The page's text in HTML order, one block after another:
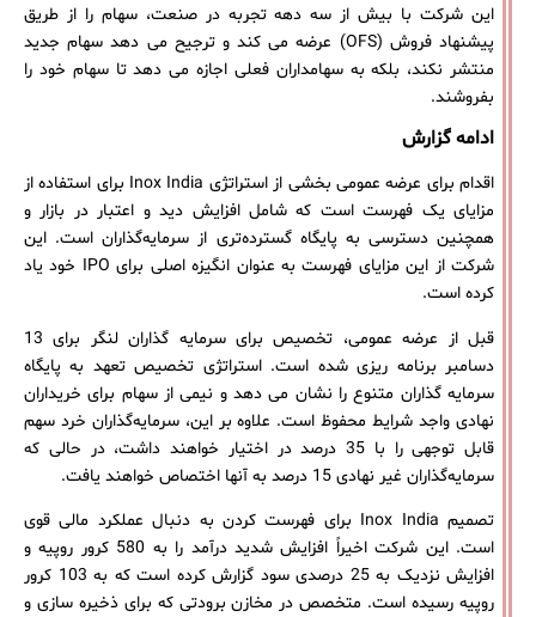
این شرکت با بیش از سه دهه تجربه در صنعت، سهام را از طریق
پیشنهاد فروش (OFS) عرضه می کند و ترجیح می دهد سهام جدید
منتشر نکند، بلکه به سهامداران فعلی اجازه می دهد تا سهام خود را
بفروشند.
ادامه گزارش
اقدام برای عرضه عمومی بخشی از استراتژی Inox India برای استفاده از
مزایای یک فهرست است که شامل افزایش دید و اعتبار در بازار و
همچنین دسترسی به پایگاه گسترده‌تری از سرمایه‌گذاران است. این
شرکت از این مزایای فهرست به عنوان انگیزه اصلی برای IPO خود یاد
کرده است.
قبل از عرضه عمومی، تخصیص برای سرمایه گذاران لنگر برای 13
دسامبر برنامه ریزی شده است. استراتژی تخصیص تعهد به پایگاه
سرمایه گذاران متنوع را نشان می دهد و نیمی از سهام برای خریداران
نهادی واجد شرایط محفوظ است. علاوه بر این، سرمایه‌گذاران خرد سهم
قابل توجهی را با 35 درصد در اختیار خواهند داشت، در حالی که
سرمایه‌گذاران غیر نهادی 15 درصد به آنها اختصاص خواهند یافت.
تصمیم Inox India برای فهرست کردن به دنبال عملکرد مالی قوی
است. این شرکت اخیراً افزایش شدید درآمد را به 580 کرور روپیه و
افزایش نزدیک به 25 درصدی سود گزارش کرده است که به 103 کرور
روپیه رسیده است. متخصص در مخازن برودتی که برای ذخیره سازی و